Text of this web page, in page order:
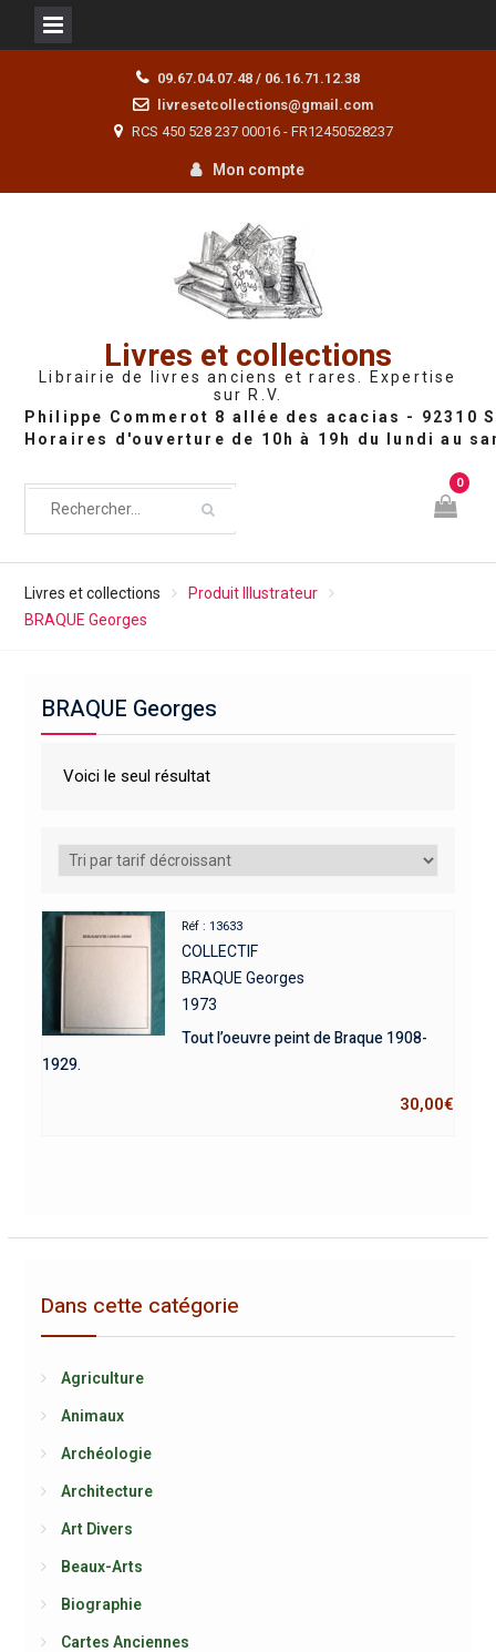
09.67.04.07.48 / 06.16.71.12.38
livresetcollections@gmail.com
RCS 450 528 237 00016 - FR12450528237
Mon compte
Livres et collections
Librairie de livres anciens et rares. Expertise
sur R.V.
0
Livres et collections
Produit Illustrateur
BRAQUE Georges
BRAQUE Georges
Voici le seul résultat
Réf : 13633
COLLECTIF
BRAQUE Georges
1973
Tout l’oeuvre peint de Braque 1908-
1929.
30,00€
Dans cette catégorie
Agriculture
Animaux
Archéologie
Architecture
Art Divers
Beaux-Arts
Biographie
Cartes Anciennes